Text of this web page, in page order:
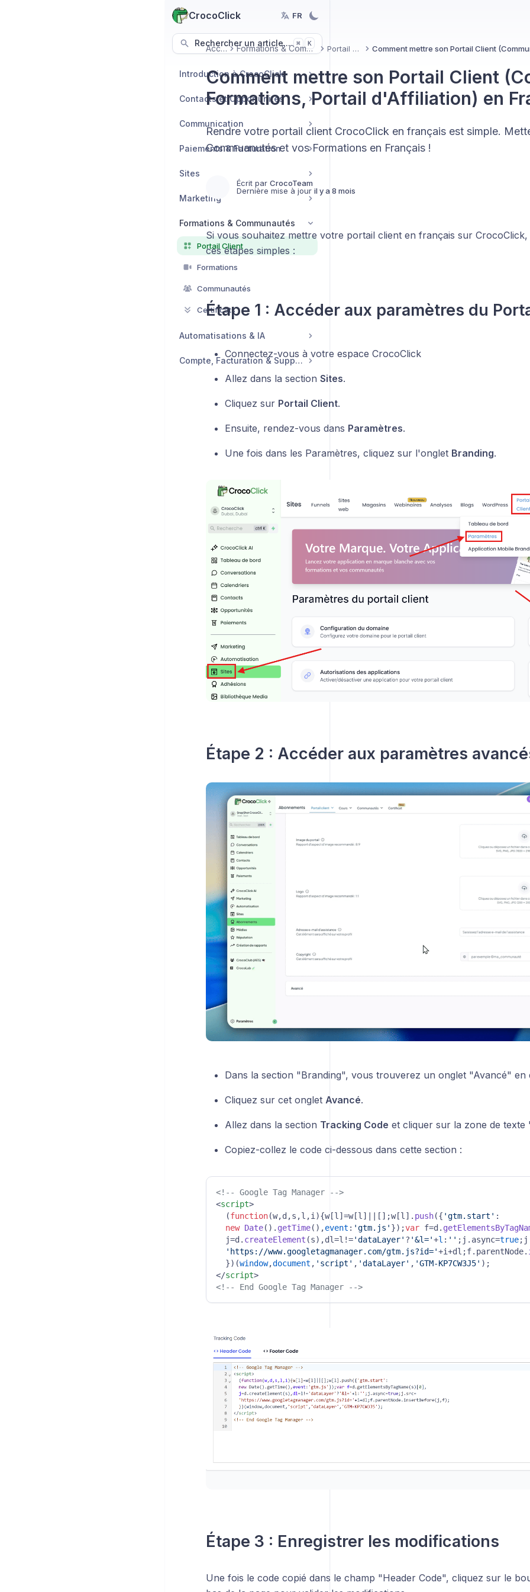
CrocoClick FR
Rechercher un article... ⌘ K
Introduction à CrocoClick
Contacts et Opportunités
Communication
Paiements & Facturation
Sites
Marketing
Formations & Communautés
Portail Client
Formations
Communautés
Certificats
Automatisations & IA
Compte, Facturation & Support
Accueil Formations & Communautés Portail Client
Comment mettre son Portail Client
Formations, Portail d'Affiliation) en
Rendre votre portail client CrocoClick en français est simple.
Commuanutés et vos Formations en Français !
Écrit par CrocoTeam
Dernière mise à jour il y a 8 mois
Si vous souhaitez mettre votre portail client en français sur
ces étapes simples :
Étape 1 : Accéder aux paramètres du
Connectez-vous à votre espace CrocoClick
Allez dans la section Sites.
Cliquez sur Portail Client.
Ensuite, rendez-vous dans Paramètres.
Une fois dans les Paramètres, cliquez sur l'onglet Branding.
Étape 2 : Accéder aux paramètres
Dans la section "Branding", vous trouverez un onglet "Avancé" en
Cliquez sur cet onglet Avancé.
Allez dans la section Tracking Code et cliquer sur la zone de texte
Copiez-collez le code ci-dessous dans cette section :
<!-- Google Tag Manager -->
<script>
  (
function(w,d,s,l,i ){w[l]=w[l]||[];w[l]. push({ 'gtm.start' :
new Date(). getTime(),event : 'gtm.js' });var f=d.
  j=d.
createElement (s),dl=l!='dataLayer' ? '&l='+l : '' ;j. async=true
'https://www.googletagmanager.com/gtm.js?id='+i+dl;f. parentNode.
  })(
window,document , 'script' , 'dataLayer' , 'GTM-KP7CW3J5'
</script>
<!-- End Google Tag Manager -->
Étape 3 : Enregistrer les modifications
Une fois le code copié dans le champ "Header Code", cliquez sur le